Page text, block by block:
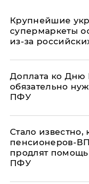
Крупнейшие
супермаркеты
из-за
Доплата ко Дню
обязательно
ПФУ
Стало
пенсионеров-
продлят
ПФУ